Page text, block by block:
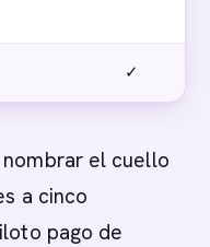
✓
nombrar el cuello
a cinco
pago de